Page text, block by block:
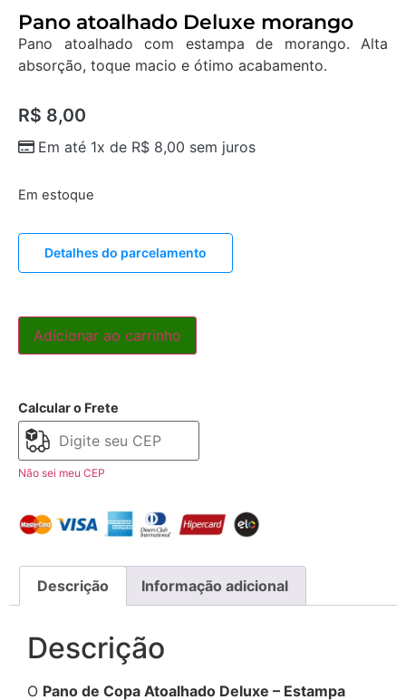
Pano atoalhado Deluxe morango
Pano atoalhado com estampa de morango. Alta
absorção, toque macio e ótimo acabamento.
R$ 8,00
Em até 1x de R$ 8,00 sem juros
Em estoque
Detalhes do parcelamento
Adicionar ao carrinho
Calcular o Frete
Não sei meu CEP
Descrição Informação adicional
Descrição
O Pano de Copa Atoalhado Deluxe – Estampa